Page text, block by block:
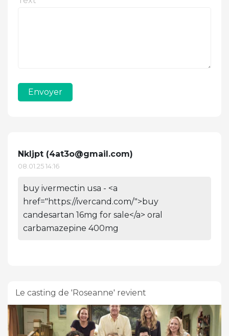
Envoyer
Nkljpt (4at3o@gmail.com)
08.01.25 14:16
buy ivermectin usa - <a
href="https://ivercand.com/">buy
candesartan 16mg for sale</a> oral
carbamazepine 400mg
Le casting de 'Roseanne' revient